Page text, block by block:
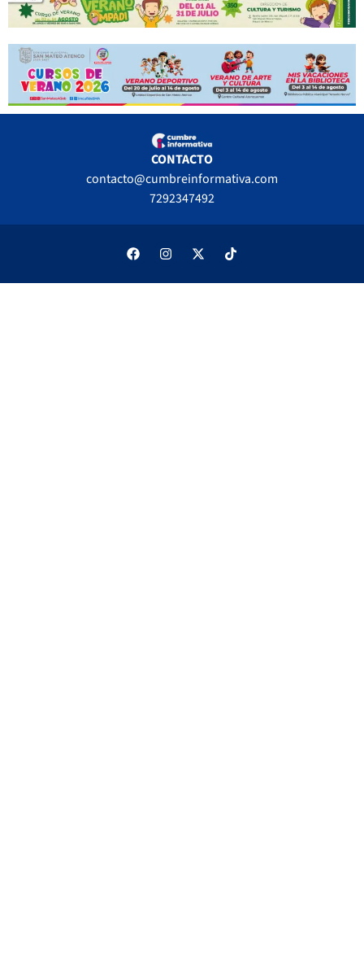
CONTACTO
contacto@cumbreinformativa.com
7292347492